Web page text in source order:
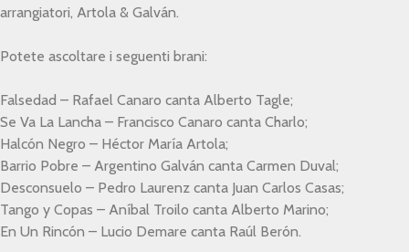
arrangiatori, Artola & Galván.
Potete ascoltare i seguenti brani:
Falsedad – Rafael Canaro canta Alberto Tagle;
Se Va La Lancha – Francisco Canaro canta Charlo;
Halcón Negro – Héctor María Artola;
Barrio Pobre – Argentino Galván canta Carmen Duval;
Desconsuelo – Pedro Laurenz canta Juan Carlos Casas;
Tango y Copas – Aníbal Troilo canta Alberto Marino;
En Un Rincón – Lucio Demare canta Raúl Berón.